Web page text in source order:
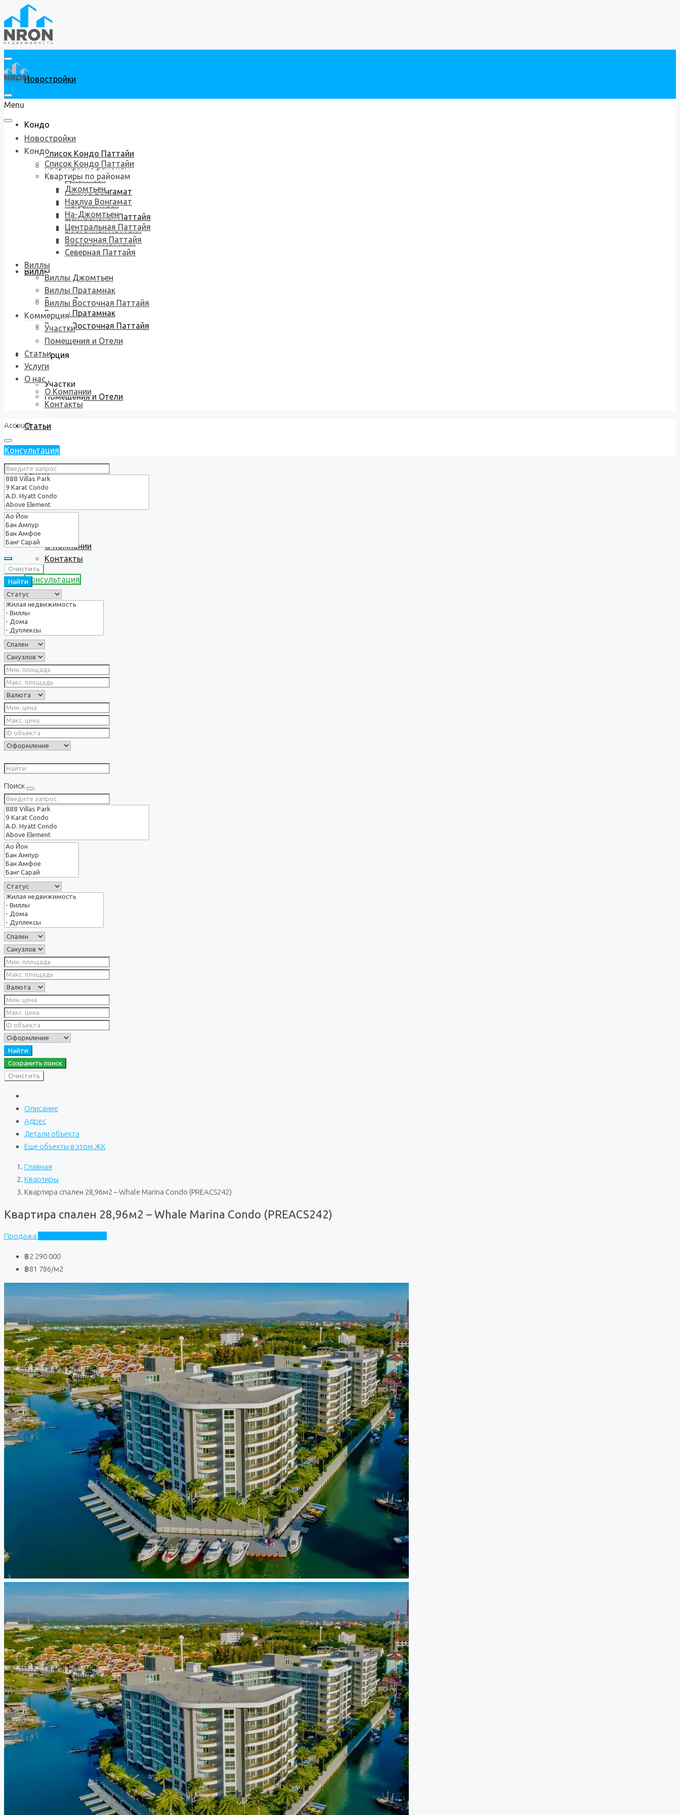
Новостройки
Кондо
Список Кондо Паттайи
Квартиры по районам
Джомтьен
Наклуа Вонгамат
На-Джомтьен
Центральная Паттайя
Восточная Паттайя
Северная Паттайя
Виллы
Виллы Джомтьен
Виллы Пратамнак
Виллы Восточная Паттайя
Коммерция
Участки
Помещения и Отели
Статьи
Услуги
О нас
О Компании
Контакты
Консультация
Menu
Новостройки
Кондо
Список Кондо Паттайи
Квартиры по районам
Джомтьен
Наклуа Вонгамат
На-Джомтьен
Центральная Паттайя
Восточная Паттайя
Северная Паттайя
Виллы
Виллы Джомтьен
Виллы Пратамнак
Виллы Восточная Паттайя
Коммерция
Участки
Помещения и Отели
Статьи
Услуги
О нас
О Компании
Контакты
Account
Консультация
Очистить
Найти
Поиск
Найти
Сохранить поиск
Очистить
Описание
Адрес
Детали объекта
Еще объекты в этом ЖК
Главная
Квартиры
Квартира спален 28,96м2 – Whale Marina Condo (PREACS242)
Квартира спален 28,96м2 – Whale Marina Condo (PREACS242)
Продажа
฿2 290 000
฿81 786/м2